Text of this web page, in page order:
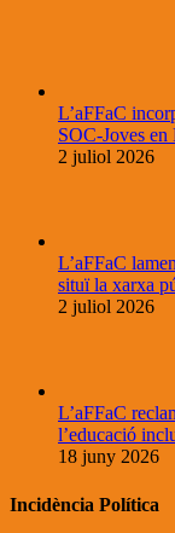
L’aFFaC
SOC-Joves en
2 juliol 2026
L’aFFaC
situï la xarxa
2 juliol 2026
L’aFFaC
l’educació
18 juny 2026
Incidència Política